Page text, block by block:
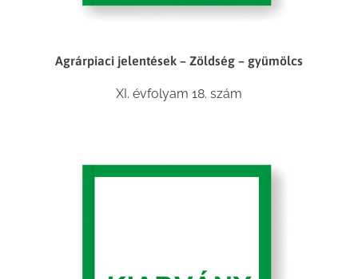
Agrárpiaci jelentések – Zöldség – gyümölcs
XI. évfolyam 18. szám